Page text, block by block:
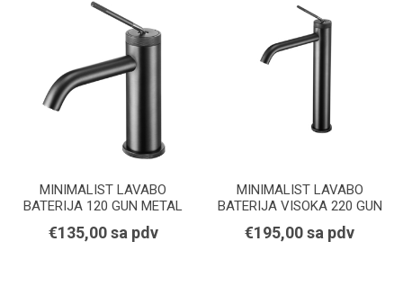
MINIMALIST LAVABO
BATERIJA 120 GUN METAL
€135,00 sa pdv
MINIMALIST LAVABO
BATERIJA VISOKA 220 GUN
€195,00 sa pdv